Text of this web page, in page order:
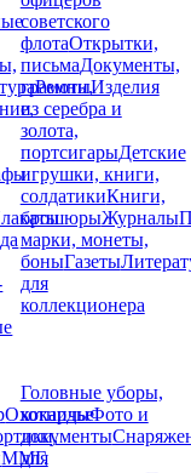
Ремни,
советского
флотаОткрытки,
письмаДокументы,
грамотыИзделия
из серебра и
золота,
портсигарыДетские
игрушки, книги,
солдатикиКниги,
брошюрыЖурналы
марки, монеты,
боныГазеты
для
коллекционера
Охотничье
ММГ,
Головные уборы,
кокардыФото и
документы
для